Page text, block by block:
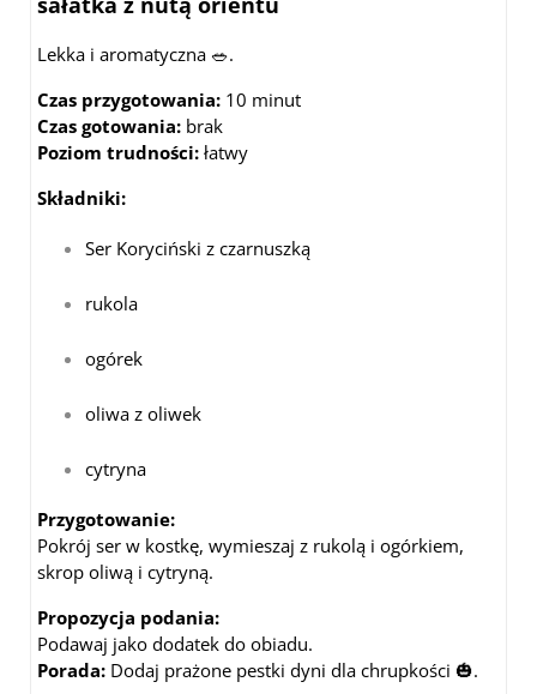
Lekka i aromatyczna 🥗.
Czas przygotowania: 10 minut
Czas gotowania: brak
Poziom trudności: łatwy
Składniki:
Ser Koryciński z czarnuszką
rukola
ogórek
oliwa z oliwek
cytryna
Przygotowanie:
Pokrój ser w kostkę, wymieszaj z rukolą i ogórkiem,
skrop oliwą i cytryną.
Propozycja podania:
Podawaj jako dodatek do obiadu.
Porada: Dodaj prażone pestki dyni dla chrupkości 🎃.